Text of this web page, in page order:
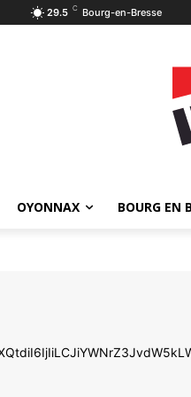
29.5 C Bourg-en-Bresse
OYONNAX BOURG EN